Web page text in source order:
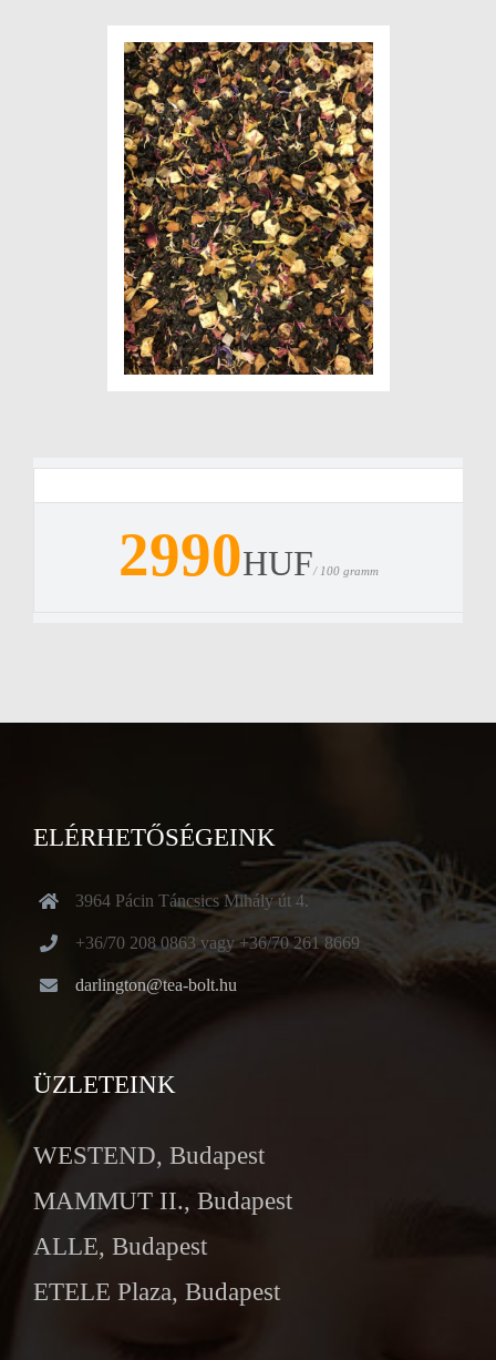
2990HUF/ 100 gramm
ELÉRHETŐSÉGEINK
3964 Pácin Táncsics Mihály út 4.
+36/70 208 0863 vagy +36/70 261 8669
darlington@tea-bolt.hu
ÜZLETEINK
WESTEND, Budapest
MAMMUT II., Budapest
ALLE, Budapest
ETELE Plaza, Budapest